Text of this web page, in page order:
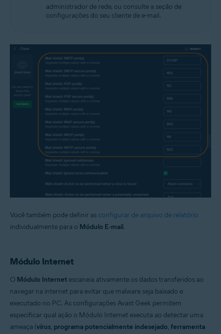
administrador de rede, ou consulte a seção de
configurações do seu cliente de e-mail.
Você também pode definir as configurar de arquivo de relatório
individualmente para o Módulo E-mail.
Módulo Internet
O Módulo Internet escaneia ativamente os dados transferidos ao
navegar na internet para evitar que malware seja baixado e
executado no PC. As configurações Avast Geek permitem
especificar qual ação o Módulo Internet executa ao detectar uma
ameaça (vírus, programa potencialmente indesejado, ferramenta